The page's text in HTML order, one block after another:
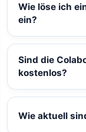
Wie löse ich
ein?
Sind die
kostenlos?
Wie aktuell